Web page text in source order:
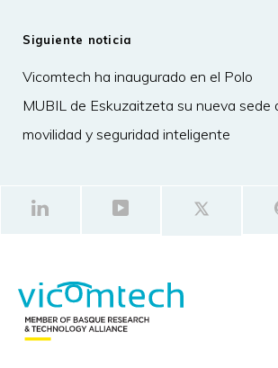
Siguiente noticia
Vicomtech ha inaugurado en el Polo
MUBIL de Eskuzaitzeta su nueva sede
movilidad y seguridad inteligente